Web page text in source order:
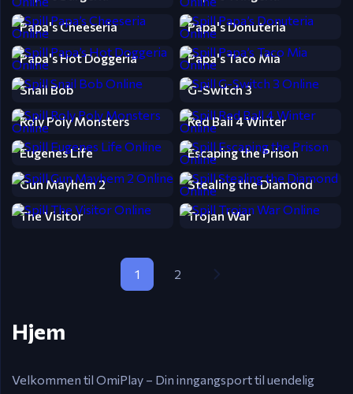
Papa's Cheeseria Papa's Donuteria
Papa's Hot Doggeria Papa's Taco Mia
Snail Bob G-Switch 3
Roly Poly Monsters Red Ball 4 Winter
Eugenes Life Escaping the Prison
Gun Mayhem 2 Stealing the Diamond
The Visitor Trojan War
1 2
Hjem
Velkommen til OmiPlay – Din inngangsport til uendelig